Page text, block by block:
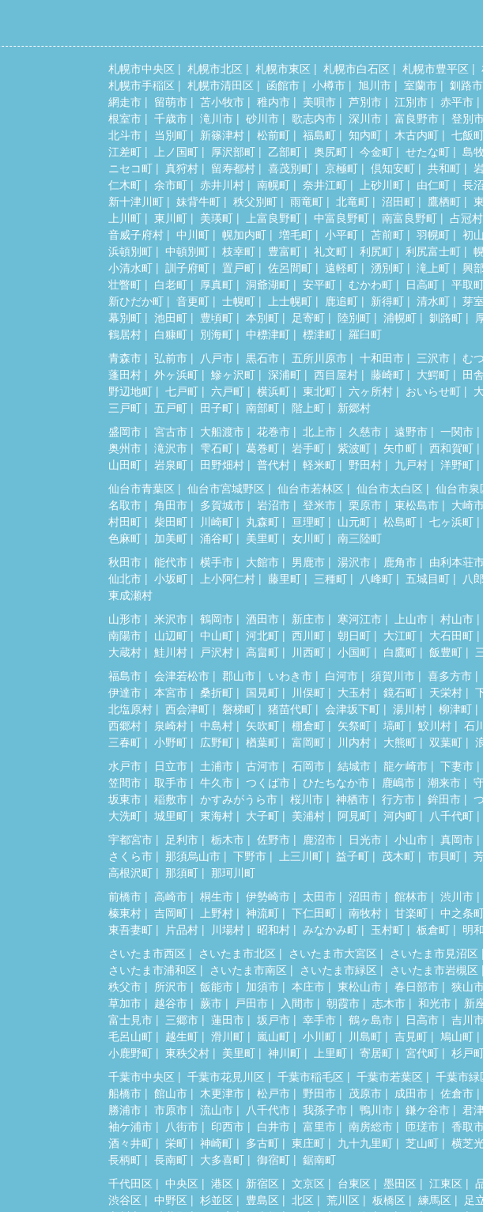
札幌市中央区 札幌市北区 札幌市東区 札幌市白石区 札幌市豊平区
札幌市手稲区
札幌市清田区 函館市 小樽市 旭川市 室蘭市
釧路市
網走市
留萌市 苫小牧市 稚内市 美唄市 芦別市 江別市
赤平市
根室市
千歳市 滝川市 砂川市 歌志内市 深川市 富良野市
登別
北斗市
当別町 新篠津村 松前町 福島町 知内町 木古内町
七飯
江差町
上ノ国町 厚沢部町 乙部町 奥尻町 今金町 せたな町
島
ニセコ町
真狩村 留寿都村 喜茂別町 京極町 倶知安町 共和町
仁木町
余市町 赤井川村 南幌町 奈井江町 上砂川町 由仁町
長
新十津川町
妹背牛町 秩父別町 雨竜町 北竜町 沼田町 鷹栖町
上川町
東川町 美瑛町 上富良野町 中富良野町 南富良野町
占冠村
音威子府村
中川町 幌加内町 増毛町 小平町 苫前町 羽幌町
初
浜頓別町
中頓別町 枝幸町 豊富町 礼文町 利尻町 利尻富士町
小清水町
訓子府町 置戸町 佐呂間町 遠軽町 湧別町 滝上町
興
壮瞥町
白老町 厚真町 洞爺湖町 安平町 むかわ町 日高町
平取
新ひだか町
音更町 士幌町 上士幌町 鹿追町 新得町 清水町
芽
幕別町
池田町 豊頃町 本別町 足寄町 陸別町 浦幌町 釧路町
鶴居村
白糠町 別海町 中標津町 標津町 羅臼町
青森市 弘前市 八戸市 黒石市 五所川原市 十和田市 三沢市
む
蓬田村
外ヶ浜町 鰺ヶ沢町 深浦町 西目屋村 藤崎町 大鰐町
田
野辺地町
七戸町 六戸町 横浜町 東北町 六ヶ所村 おいらせ町
三戸町
五戸町 田子町 南部町 階上町 新郷村
盛岡市 宮古市 大船渡市 花巻市 北上市 久慈市 遠野市
一関市
奥州市
滝沢市 雫石町 葛巻町 岩手町 紫波町 矢巾町
西和賀町
山田町
岩泉町 田野畑村 普代村 軽米町 野田村 九戸村 洋野町
仙台市青葉区 仙台市宮城野区 仙台市若林区 仙台市太白区
仙台市泉
名取市
角田市 多賀城市 岩沼市 登米市 栗原市 東松島市
大崎
村田町
柴田町 川崎町 丸森町 亘理町 山元町 松島町
七ヶ浜町
色麻町
加美町 涌谷町 美里町 女川町 南三陸町
秋田市 能代市 横手市 大館市 男鹿市 湯沢市 鹿角市
由利本荘
仙北市
小坂町 上小阿仁村 藤里町 三種町 八峰町 五城目町
八
東成瀬村
山形市 米沢市 鶴岡市 酒田市 新庄市 寒河江市 上山市
村山市
南陽市
山辺町 中山町 河北町 西川町 朝日町 大江町
大石田町
大蔵村
鮭川村 戸沢村 高畠町 川西町 小国町 白鷹町 飯豊町
福島市 会津若松市 郡山市 いわき市 白河市 須賀川市
喜多方市
伊達市
本宮市 桑折町 国見町 川俣町 大玉村 鏡石町 天栄村
北塩原村
西会津町 磐梯町 猪苗代町 会津坂下町 湯川村
柳津町
西郷村
泉崎村 中島村 矢吹町 棚倉町 矢祭町 塙町 鮫川村
石
三春町
小野町 広野町 楢葉町 富岡町 川内村 大熊町 双葉町
水戸市 日立市 土浦市 古河市 石岡市 結城市 龍ケ崎市
下妻市
笠間市
取手市 牛久市 つくば市 ひたちなか市 鹿嶋市 潮来市
坂東市
稲敷市 かすみがうら市 桜川市 神栖市 行方市 鉾田市
大洗町
城里町 東海村 大子町 美浦村 阿見町 河内町 八千代町
宇都宮市 足利市 栃木市 佐野市 鹿沼市 日光市 小山市
真岡市
さくら市
那須烏山市 下野市 上三川町 益子町 茂木町 市貝町
高根沢町
那須町 那珂川町
前橋市 高崎市 桐生市 伊勢崎市 太田市 沼田市 館林市
渋川市
榛東村
吉岡町 上野村 神流町 下仁田町 南牧村 甘楽町
中之条
東吾妻町
片品村 川場村 昭和村 みなかみ町 玉村町 板倉町 明
さいたま市西区 さいたま市北区 さいたま市大宮区
さいたま市見沼区
さいたま市浦和区
さいたま市南区 さいたま市緑区
さいたま市岩槻区
秩父市
所沢市 飯能市 加須市 本庄市 東松山市 春日部市
狭山
草加市
越谷市 蕨市 戸田市 入間市 朝霞市 志木市 和光市
新
富士見市
三郷市 蓮田市 坂戸市 幸手市 鶴ヶ島市 日高市
吉川
毛呂山町
越生町 滑川町 嵐山町 小川町 川島町 吉見町
鳩山町
小鹿野町
東秩父村 美里町 神川町 上里町 寄居町 宮代町 杉戸
千葉市中央区 千葉市花見川区 千葉市稲毛区 千葉市若葉区
千葉市緑
船橋市
館山市 木更津市 松戸市 野田市 茂原市 成田市
佐倉市
勝浦市
市原市 流山市 八千代市 我孫子市 鴨川市 鎌ケ谷市
君
袖ケ浦市
八街市 印西市 白井市 富里市 南房総市 匝瑳市
香取
酒々井町
栄町 神崎町 多古町 東庄町 九十九里町 芝山町
横芝
長柄町
長南町 大多喜町 御宿町
鋸南町
千代田区
中央区 港区 新宿区 文京区 台東区 墨田区 江東区
渋谷区
中野区 杉並区 豊島区 北区 荒川区 板橋区 練馬区
足